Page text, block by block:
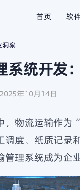
首页 软
智慧
洞察
系统开发
2025年10月14日
，物流运输作
调度、纸质记录
理系统成为企